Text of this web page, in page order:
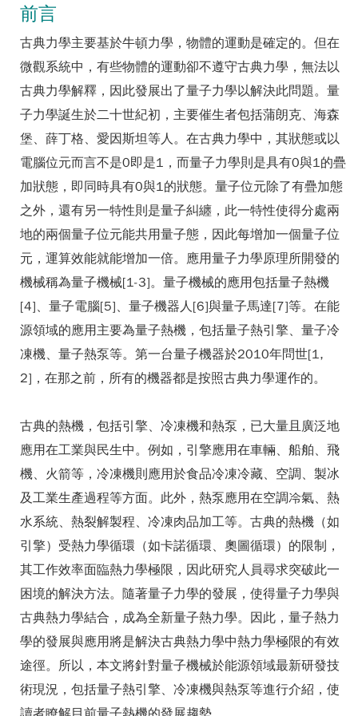
前言
古典力學主要基於牛頓力學，物體的運動是確定的。但在
微觀系統中，有些物體的運動卻不遵守古典力學，無法以
古典力學解釋，因此發展出了量子力學以解決此問題。量
子力學誕生於二十世紀初，主要催生者包括蒲朗克、海森
堡、薛丁格、愛因斯坦等人。在古典力學中，其狀態或以
電腦位元而言不是0即是1，而量子力學則是具有0與1的疊
加狀態，即同時具有0與1的狀態。量子位元除了有疊加態
之外，還有另一特性則是量子糾纏，此一特性使得分處兩
地的兩個量子位元能共用量子態，因此每增加一個量子位
元，運算效能就能增加一倍。應用量子力學原理所開發的
機械稱為量子機械[1-3]。量子機械的應用包括量子熱機
[4]、量子電腦[5]、量子機器人[6]與量子馬達[7]等。在能
源領域的應用主要為量子熱機，包括量子熱引擎、量子冷
凍機、量子熱泵等。第一台量子機器於2010年問世[1,
2]，在那之前，所有的機器都是按照古典力學運作的。
古典的熱機，包括引擎、冷凍機和熱泵，已大量且廣泛地
應用在工業與民生中。例如，引擎應用在車輛、船舶、飛
機、火箭等，冷凍機則應用於食品冷凍冷藏、空調、製冰
及工業生產過程等方面。此外，熱泵應用在空調冷氣、熱
水系統、熱裂解製程、冷凍肉品加工等。古典的熱機（如
引擎）受熱力學循環（如卡諾循環、奧圖循環）的限制，
其工作效率面臨熱力學極限，因此研究人員尋求突破此一
困境的解決方法。隨著量子力學的發展，使得量子力學與
古典熱力學結合，成為全新量子熱力學。因此，量子熱力
學的發展與應用將是解決古典熱力學中熱力學極限的有效
途徑。所以，本文將針對量子機械於能源領域最新研發技
術現況，包括量子熱引擎、冷凍機與熱泵等進行介紹，使